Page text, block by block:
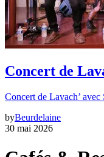
Concert de
Concert de Lavach’
byBeurdelaine
30 mai 2026